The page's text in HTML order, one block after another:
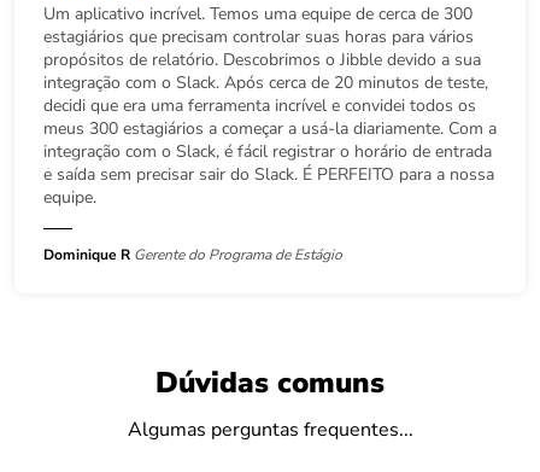
Um aplicativo incrível. Temos uma equipe de cerca de 300
estagiários que precisam controlar suas horas para vários
propósitos de relatório. Descobrimos o Jibble devido a sua
integração com o Slack. Após cerca de 20 minutos de teste,
decidi que era uma ferramenta incrível e convidei todos os
meus 300 estagiários a começar a usá-la diariamente. Com a
integração com o Slack, é fácil registrar o horário de entrada
e saída sem precisar sair do Slack. É PERFEITO para a nossa
equipe.
Dominique R Gerente do Programa de Estágio
Dúvidas comuns
Algumas perguntas frequentes...